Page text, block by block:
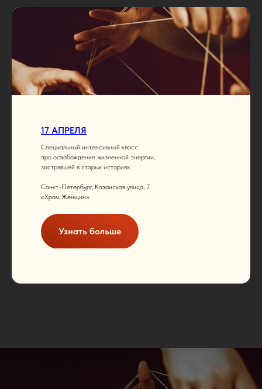
17 АПРЕЛЯ
Специальный интенсивный класс
про освобождение жизненной энергии,
застрявшей в старых историях.
Санкт-Петербург, Казанская улица, 7
«Храм Женщин»
Узнать больше